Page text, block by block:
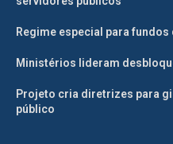
Regime especial para fundos
Ministérios lideram
Projeto cria diretrizes para
público